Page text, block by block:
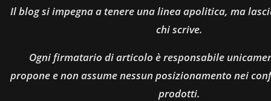
Il blog si impegna a tenere una linea apolitica, ma
chi scrive.
Ogni firmatario di articolo è responsabile
propone e non assume nessun posizionamento nei
prodotti.